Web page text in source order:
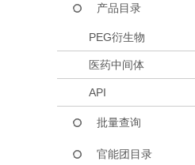
产品目录
PEG衍生物
医药中间体
API
批量查询
官能团目录